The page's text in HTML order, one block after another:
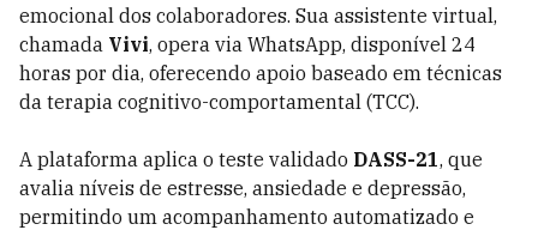
emocional dos colaboradores. Sua assistente virtual,
chamada Vivi, opera via WhatsApp, disponível 24
horas por dia, oferecendo apoio baseado em técnicas
da terapia cognitivo-comportamental (TCC).
A plataforma aplica o teste validado DASS-21, que
avalia níveis de estresse, ansiedade e depressão,
permitindo um acompanhamento automatizado e